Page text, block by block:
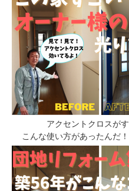
アクセントクロスがす
こんな使い方があったんだ